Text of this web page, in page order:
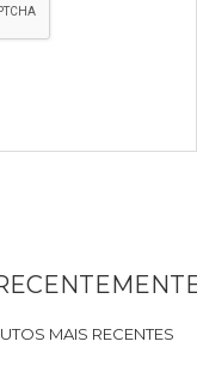
MAIS RECENTES